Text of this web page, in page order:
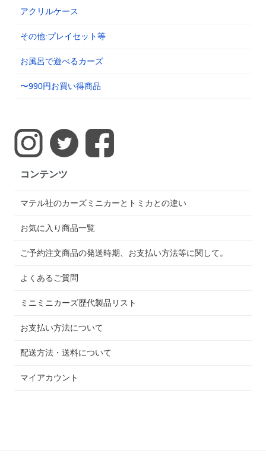
アクリルケース
その他:プレイセット等
お風呂で遊べるカーズ
〜990円お買い得商品
コンテンツ
マテル社のカーズミニカーとトミカとの違い
お気に入り商品一覧
ご予約注文商品の発送時期、お支払い方法等に関して。
よくあるご質問
ミニミニカーズ歴代製品リスト
お支払い方法について
配送方法・送料について
マイアカウント